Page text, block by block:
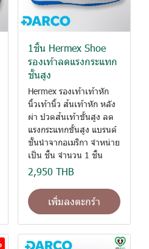
1ชิ้น Hermex Shoe
รองเท้าลดแรงกระแทก
ชั้นสูง
Hermex รองเท้าเท้าหัก
นิ้วเท้านิ้ว ส้นเท้าหัก หลัง
ผ่า ปวดส้นเท้าขั้นสูง ลด
แรงกระแทกขั้นสูง แบรนด์
ชั้นนำจากอเมริกา จำหน่าย
เป็น ชิ้น จำนวน 1 ชิ้น
2,950 THB
เพิ่มลงตะกร้า